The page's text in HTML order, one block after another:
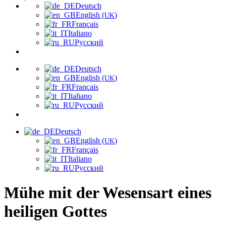
Deutsch
English (UK)
Français
Italiano
Русский
Deutsch
English (UK)
Français
Italiano
Русский
Deutsch
English (UK)
Français
Italiano
Русский
Mühe mit der Wesensart eines
heiligen Gottes